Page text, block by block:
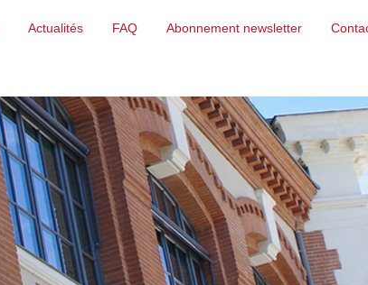
Actualités FAQ Abonnement newsletter